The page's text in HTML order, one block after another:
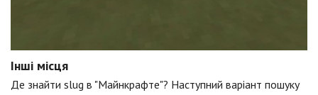
Інші місця
Де знайти slug в "Майнкрафте"? Наступний варіант пошуку